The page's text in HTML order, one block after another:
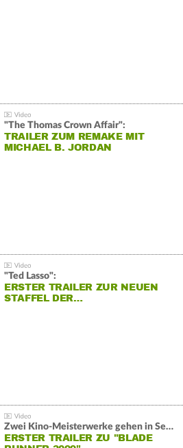
"The Thomas Crown Affair":
TRAILER ZUM REMAKE MIT
MICHAEL B. JORDAN
"Ted Lasso":
ERSTER TRAILER ZUR NEUEN
STAFFEL DER…
Zwei Kino-Meisterwerke gehen in Serie:
ERSTER TRAILER ZU "BLADE